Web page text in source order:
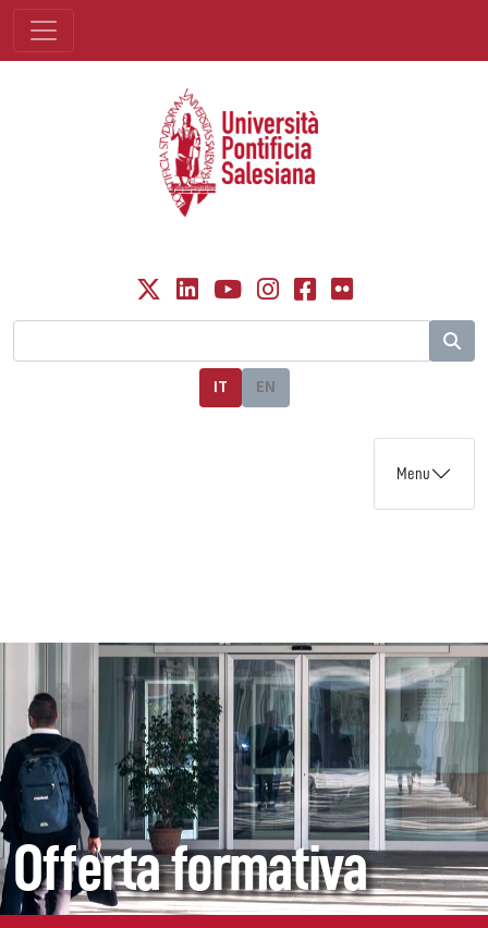
IT EN
Menu
Offerta formativa